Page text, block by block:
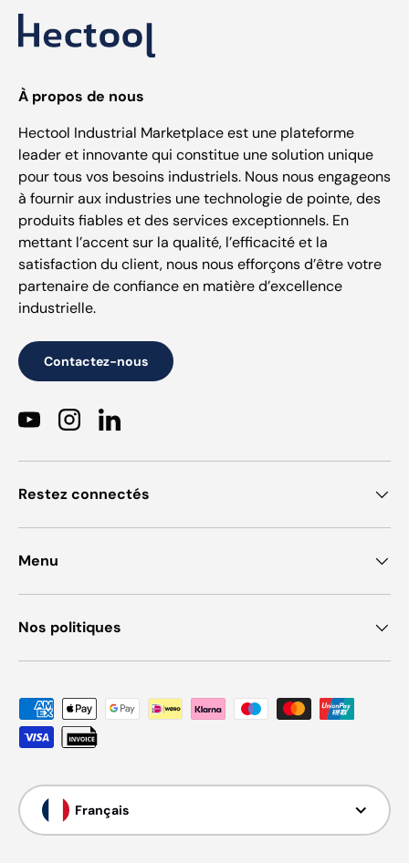
À propos de nous
Hectool Industrial Marketplace est une plateforme
leader et innovante qui constitue une solution unique
pour tous vos besoins industriels. Nous nous engageons
à fournir aux industries une technologie de pointe, des
produits fiables et des services exceptionnels. En
mettant l’accent sur la qualité, l’efficacité et la
satisfaction du client, nous nous efforçons d’être votre
partenaire de confiance en matière d’excellence
industrielle.
Contactez-nous
YouTubeInstagramLinkedIn
Restez connectés
Menu
Nos politiques
Moyens de paiement acceptés
Langue
Français